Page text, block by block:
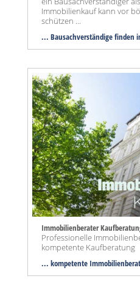
Immobilienkauf kann vor
schützen ...
... Bausachverständige finden
Immobilienberater
Professionelle
kompetente Kaufberatung
... kompetente